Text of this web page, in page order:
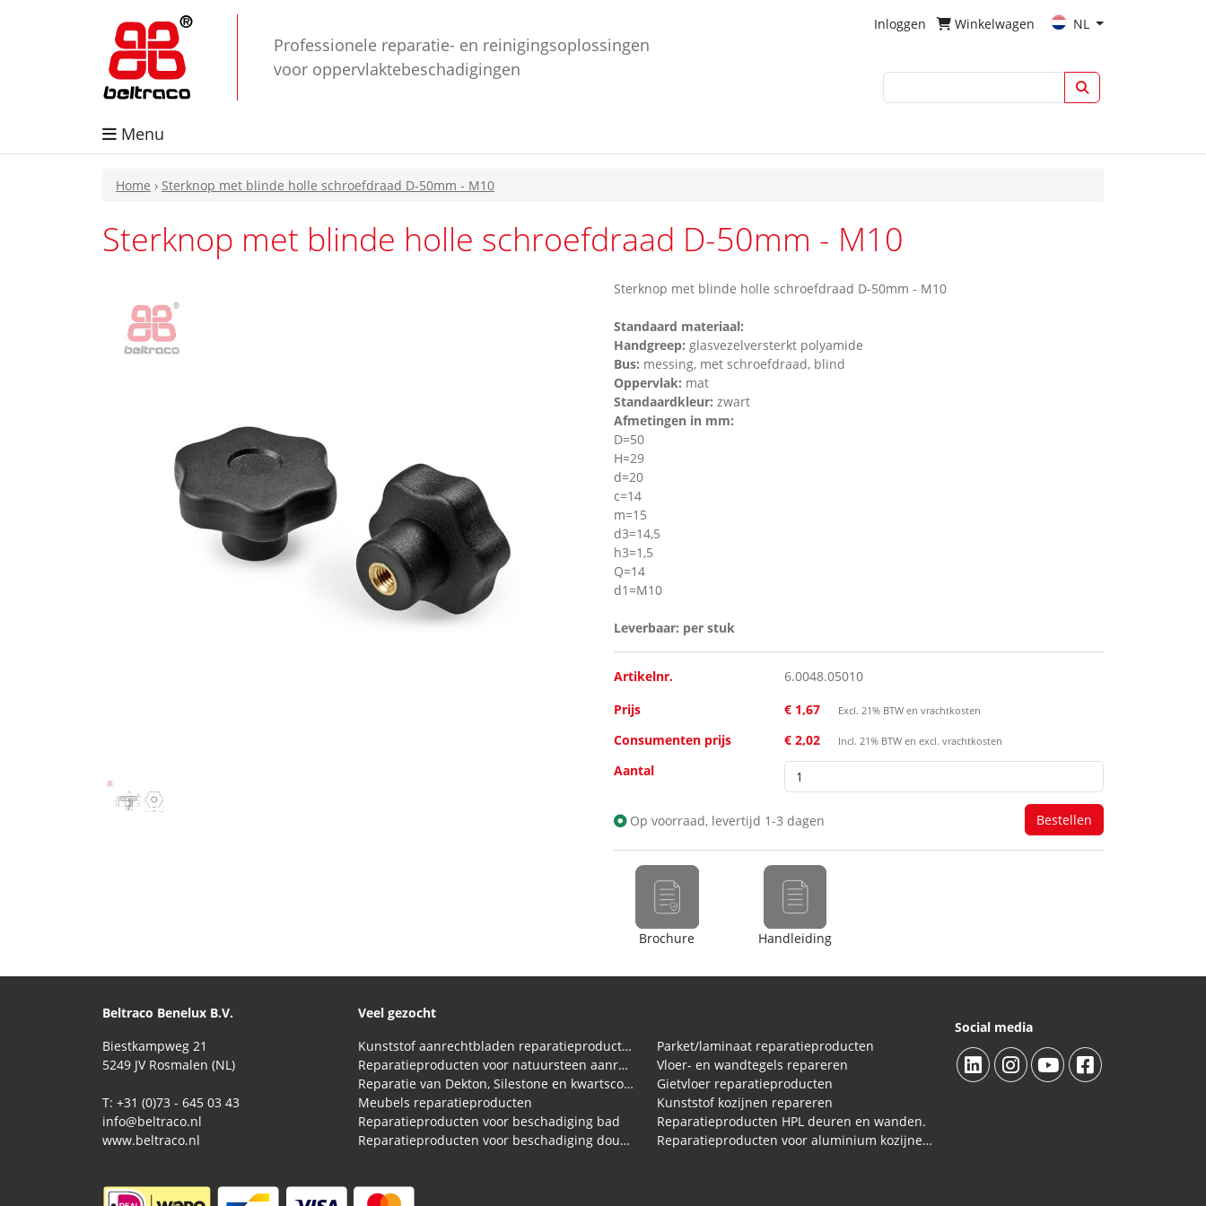
Professionele reparatie- en reinigingsoplossingen
voor oppervlaktebeschadigingen
Inloggen Winkelwagen NL
Menu
Home › Sterknop met blinde holle schroefdraad D-50mm - M10
Sterknop met blinde holle schroefdraad D-50mm - M10
Sterknop met blinde holle schroefdraad D-50mm - M10
Standaard materiaal:
Handgreep: glasvezelversterkt polyamide
Bus: messing, met schroefdraad, blind
Oppervlak: mat
Standaardkleur: zwart
Afmetingen in mm:
D=50
H=29
d=20
c=14
m=15
d3=14,5
h3=1,5
Q=14
d1=M10
Leverbaar: per stuk
Artikelnr.
6.0048.05010
Prijs
€ 1,67 Excl. 21% BTW en vrachtkosten
Consumenten prijs € 2,02 Incl. 21% BTW en excl. vrachtkosten
Aantal
Op voorraad, levertijd 1-3 dagen
Brochure Handleiding
Beltraco Benelux B.V.
Biestkampweg 21
5249 JV Rosmalen (NL)
T: +31 (0)73 - 645 03 43
info@beltraco.nl
www.beltraco.nl
Veel gezocht
Kunststof aanrechtbladen reparatieproducten (HPL en Volkern)
Reparatieproducten voor natuursteen aanrechtblad
Reparatie van Dekton, Silestone en kwartscomposiet aanrechtbladen
Meubels reparatieproducten
Reparatieproducten voor beschadiging bad
Reparatieproducten voor beschadiging douchebak
Parket/laminaat reparatieproducten
Vloer- en wandtegels repareren
Gietvloer reparatieproducten
Kunststof kozijnen repareren
Reparatieproducten HPL deuren en wanden.
Reparatieproducten voor aluminium kozijnen, profielen
Social media